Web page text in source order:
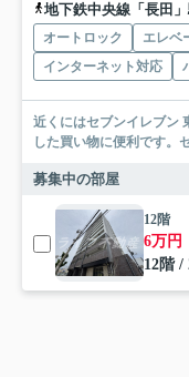
地下鉄中央線「長田
オートロック エレベ
インターネット対応
近くにはセブンイレブン
した買い物に便利です。
募集中の部屋
12階
6万円
12階 /